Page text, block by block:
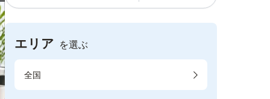
エリア を選ぶ
全国